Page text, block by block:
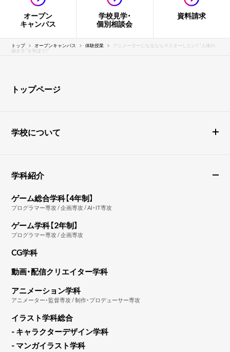
オープン
キャンパス
学校見学・
個別相談会
資料請求
トップ オープンキャンパス 体験授業 アニメーターになるならマスターしたい！ ”人体の
描き方”を学ぼう！”
トップページ
学校について
学科紹介
ゲーム総合学科【4年制】
プログラマー専攻 / 企画専攻 / AI・IT専攻
ゲーム学科【2年制】
プログラマー専攻 / 企画専攻
CG学科
動画・配信クリエイター学科
アニメーション学科
アニメーター・監督専攻 / 制作・プロデューサー専攻
イラスト学科総合
- キャラクターデザイン学科
- マンガイラスト学科